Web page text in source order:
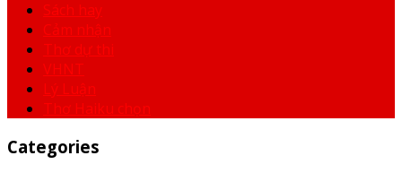
Sách hay
Cảm nhận
Thơ dự thi
VHNT
Lý Luận
Thơ Haiku chọn
Categories